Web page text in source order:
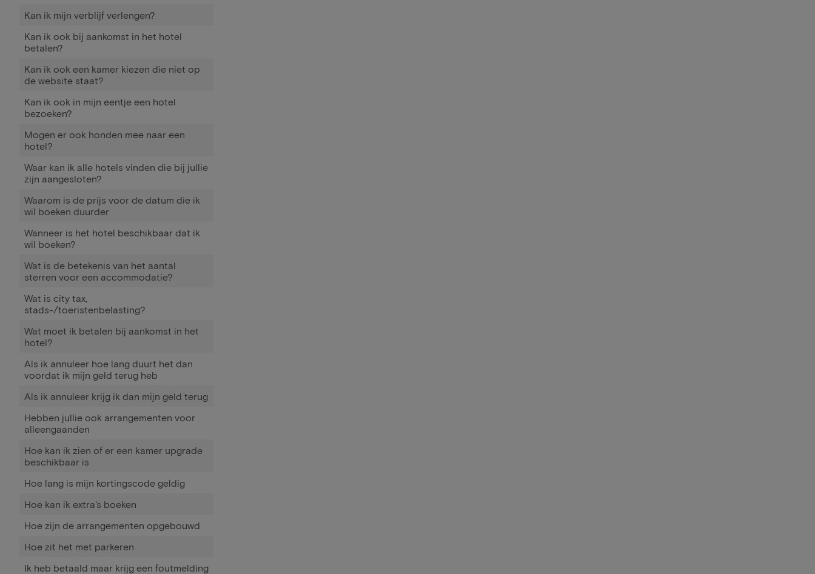
Kan ik mijn verblijf verlengen?
Kan ik ook bij aankomst in het hotel
betalen?
Kan ik ook een kamer kiezen die niet op
de website staat?
Kan ik ook in mijn eentje een hotel
bezoeken?
Mogen er ook honden mee naar een
hotel?
Waar kan ik alle hotels vinden die bij jullie
zijn aangesloten?
Waarom is de prijs voor de datum die ik
wil boeken duurder
Wanneer is het hotel beschikbaar dat ik
wil boeken?
Wat is de betekenis van het aantal
sterren voor een accommodatie?
Wat is city tax,
stads-/toeristenbelasting?
Wat moet ik betalen bij aankomst in het
hotel?
Als ik annuleer hoe lang duurt het dan
voordat ik mijn geld terug heb
Als ik annuleer krijg ik dan mijn geld terug
Hebben jullie ook arrangementen voor
alleengaanden
Hoe kan ik zien of er een kamer upgrade
beschikbaar is
Hoe lang is mijn kortingscode geldig
Hoe kan ik extra's boeken
Hoe zijn de arrangementen opgebouwd
Hoe zit het met parkeren
Ik heb betaald maar krijg een foutmelding